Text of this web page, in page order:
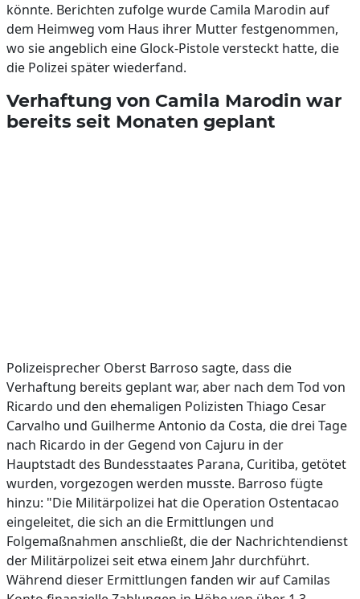
könnte. Berichten zufolge wurde Camila Marodin auf
dem Heimweg vom Haus ihrer Mutter festgenommen,
wo sie angeblich eine Glock-Pistole versteckt hatte, die
die Polizei später wiederfand.
Verhaftung von Camila Marodin war
bereits seit Monaten geplant
Polizeisprecher Oberst Barroso sagte, dass die
Verhaftung bereits geplant war, aber nach dem Tod von
Ricardo und den ehemaligen Polizisten Thiago Cesar
Carvalho und Guilherme Antonio da Costa, die drei Tage
nach Ricardo in der Gegend von Cajuru in der
Hauptstadt des Bundesstaates Parana, Curitiba, getötet
wurden, vorgezogen werden musste. Barroso fügte
hinzu: "Die Militärpolizei hat die Operation Ostentacao
eingeleitet, die sich an die Ermittlungen und
Folgemaßnahmen anschließt, die der Nachrichtendienst
der Militärpolizei seit etwa einem Jahr durchführt.
Während dieser Ermittlungen fanden wir auf Camilas